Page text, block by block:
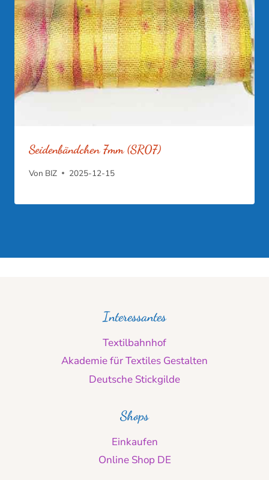
Seidenbändchen 7mm (SR07)
Von BIZ 2025-12-15
Interessantes
Textilbahnhof
Akademie für Textiles Gestalten
Deutsche Stickgilde
Shops
Einkaufen
Online Shop DE